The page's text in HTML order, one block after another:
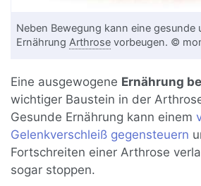
Neben Bewegung kann eine gesunde
ErnährungArthrose vorbeugen. ©
Eine ausgewogene Ernährung
wichtiger Baustein in der
Gesunde Ernährung kann einem
Gelenkverschleiß gegensteuern
Fortschreiten einer Arthrose
sogar stoppen.